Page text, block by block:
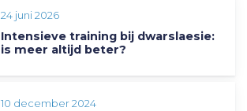
24 juni 2026
Intensieve training bij dwarslaesie:
is meer altijd beter?
10 december 2024